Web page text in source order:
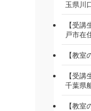
玉県川
【受
戸市在
【教
【受
千葉県
【教